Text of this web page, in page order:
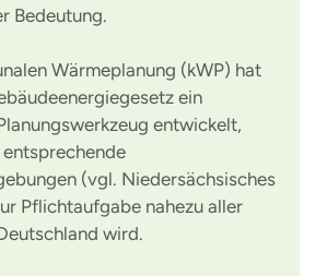
Bedeutung.
Wärmeplanung (kWP) hat
ein
entwickelt,
(vgl. Niedersächsisches
Pflichtaufgabe nahezu aller
wird.